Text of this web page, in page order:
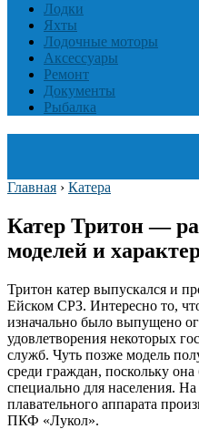
Лодки
Яхты
Лодочные моторы
Аксессуары
Ремонт
Документы
Рыбалка
Главная › Катера
Катер Тритон —
моделей и
Тритон катер выпускался и
Ейском СРЗ. Интересно то,
изначально было выпущено
удовлетворения некоторых
служб. Чуть позже модель
среди граждан, поскольку
специально для населения.
плавательного аппарата
ПКФ «Лукол».